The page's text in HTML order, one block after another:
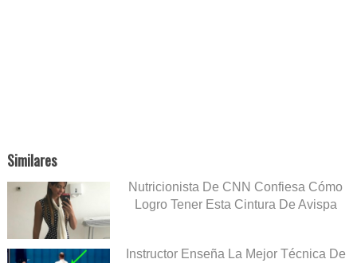
Similares
Nutricionista De CNN Confiesa Cómo
Logro Tener Esta Cintura De Avispa
Instructor Enseña La Mejor Técnica De